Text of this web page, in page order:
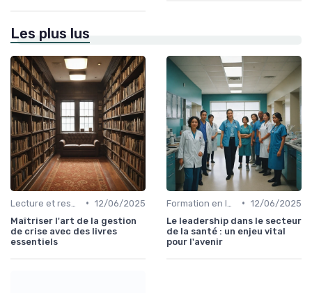
Les plus lus
• 12/06/2025
Maîtriser l'art de la gestion
de crise avec des livres
essentiels
• 12/06/2025
Le leadership dans le secteur
de la santé : un enjeu vital
pour l'avenir